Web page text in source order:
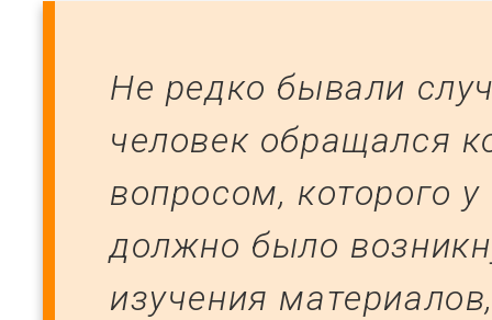
Не редко бывали
человек обращался
вопросом, которого у
должно было
изучения